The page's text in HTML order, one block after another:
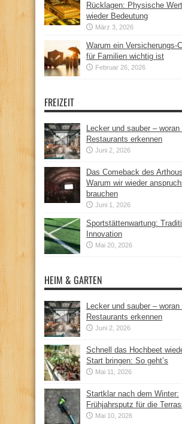
Rücklagen: Physische
wieder Bedeutung
März 3, 2026
Warum ein Versicherungs-
für Familien wichtig ist
Februar 26, 2026
FREIZEIT
Lecker und sauber –
Restaurants erkennen
Juni 2, 2026
Das Comeback des
Warum wir wieder
brauchen
Juni 1, 2026
Sportstättenwartung:
Innovation
Mai 20, 2026
HEIM & GARTEN
Lecker und sauber –
Restaurants erkennen
Juni 2, 2026
Schnell das Hochbeet
Start bringen: So geht’s
Mai 11, 2026
Startklar nach dem Winter:
Frühjahrsputz für die
Mai 10, 2026